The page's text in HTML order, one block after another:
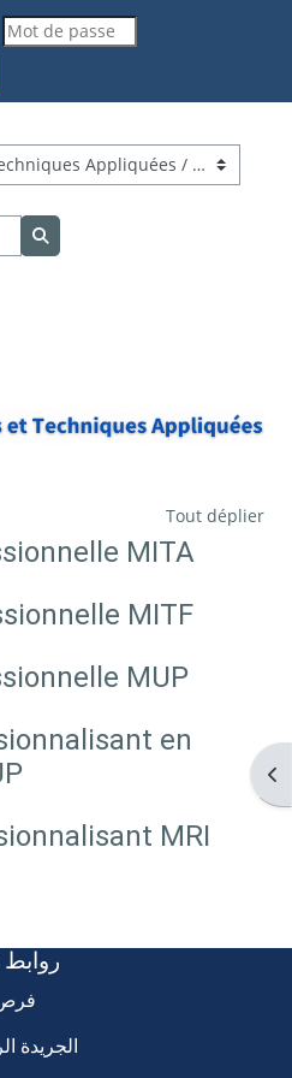
de recherche
Rechercher des cours
Tout déplier
MITA
MITF
MUP
en
MRI
الجريدة